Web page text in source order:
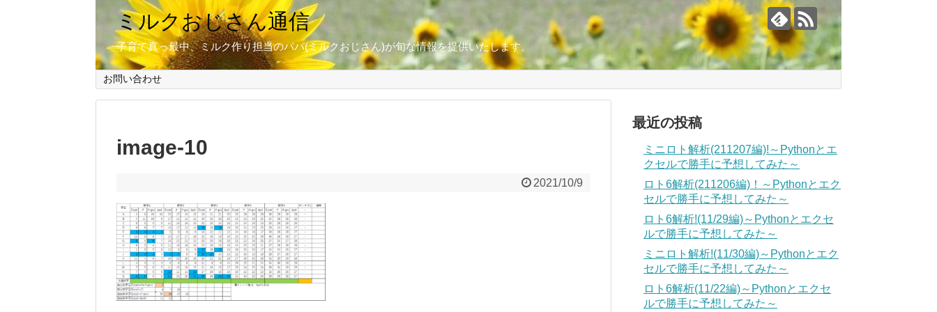
ミルクおじさん通信
子育て真っ最中、ミルク作り担当のパパ(ミルクおじさん)が旬な情報を提供いたします。
お問い合わせ
image-10
2021/10/9
最近の投稿
ミニロト解析(211207編)!～Pythonとエ
クセルで勝手に予想してみた～
ロト6解析(211206編)！～Pythonとエク
セルで勝手に予想してみた～
ロト6解析!(11/29編)～Pythonとエクセ
ルで勝手に予想してみた～
ミニロト解析!(11/30編)～Pythonとエク
セルで勝手に予想してみた～
ロト6解析(11/22編)～Pythonとエクセ
ルで勝手に予想してみた～